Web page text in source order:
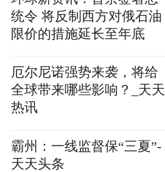
统令 将反制西方对俄石油
限价的措施延长至年底
厄尔尼诺强势来袭，将给
全球带来哪些影响？_天天
热讯
霸州：一线监督保“三夏”-
天天头条